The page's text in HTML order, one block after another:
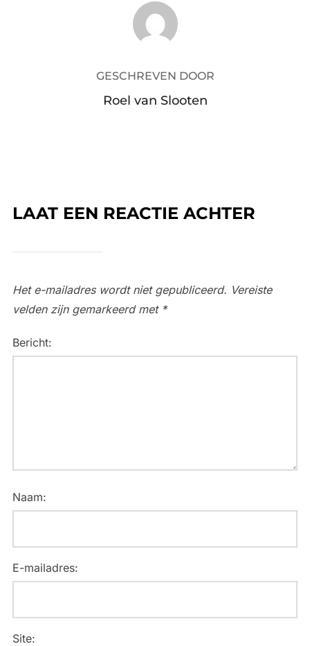
BERICHTAUTEUR
GESCHREVEN DOOR
Roel van Slooten
LAAT EEN REACTIE ACHTER
Het e-mailadres wordt niet gepubliceerd. Vereiste
velden zijn gemarkeerd met *
Bericht:
Naam:
E-mailadres:
Site: